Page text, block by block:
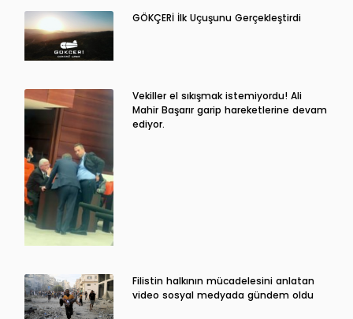
GÖKÇERİ İlk Uçuşunu Gerçekleştirdi
Vekiller el sıkışmak istemiyordu! Ali
Mahir Başarır garip hareketlerine devam
ediyor.
Filistin halkının mücadelesini anlatan
video sosyal medyada gündem oldu